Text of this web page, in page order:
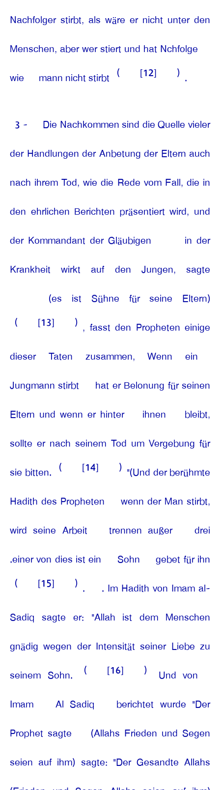
Nachfolger stirbt, als wäre er nicht unter den
Menschen, aber wer stiert und hat Nchfolge
wie
mann nicht stirbt ( [12] ) .
3 -
Die Nachkommen sind die Quelle vieler
der Handlungen der Anbetung der Eltern auch
nach ihrem Tod, wie die Rede vom Fall, die in
den ehrlichen Berichten präsentiert wird, und
der Kommandant der Gläubigen
in der
Krankheit wirkt auf den Jungen, sagte
(es ist Sühne für seine Eltern)
(
[13] ) , fasst den Propheten einige
dieser Taten zusammen, Wenn ein
Jungmann stirbt
hat er Belonung für seinen
Eltern und wenn er hinter
ihnen
bleibt,
sollte er nach seinem Tod um Vergebung für
sie bitten. ( [14] ) "(Und der berühmte
Hadith des Propheten
wenn der Man stirbt,
wird seine Arbeit
trennen außer
drei
.einer von dies ist ein
Sohn
gebet für ihn
(
[15] ) .
. Im Hadith von Imam al-
Sadiq sagte er: "Allah ist dem Menschen
gnädig wegen der Intensität seiner Liebe zu
seinem Sohn.
( [16] )
Und von
Imam
Al Sadiq
berichtet wurde "Der
Prophet sagte
(Allahs Frieden und Segen
seien auf ihm) sagte: "Der Gesandte Allahs